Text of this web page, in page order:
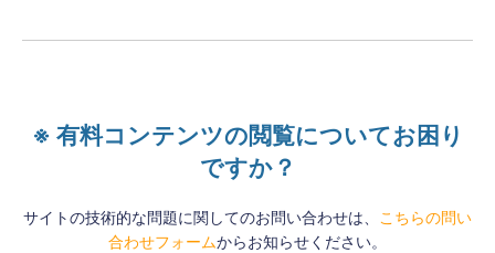
※ 有料コンテンツの閲覧についてお困り
ですか？
サイトの技術的な問題に関してのお問い合わせは、 こちらの問い
合わせフォームからお知らせください。